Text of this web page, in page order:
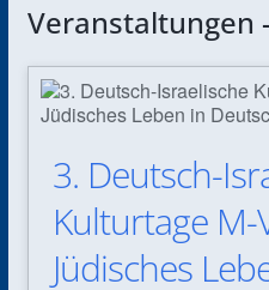
Veranstaltungen
3. Deutsch-
Kulturtage M-
Jüdisches